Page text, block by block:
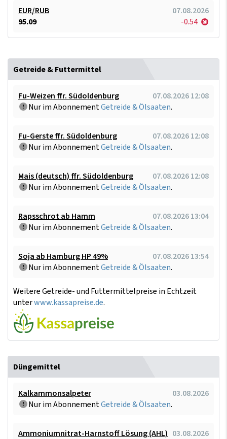
EUR/RUB
07.08.2026
95.09
-0.54
Getreide & Futtermittel
Fu-Weizen ffr. Südoldenburg
07.08.2026 12:08
Nur im AbonnementGetreide & Ölsaaten.
Fu-Gerste ffr. Südoldenburg
07.08.2026 12:08
Nur im AbonnementGetreide & Ölsaaten.
Mais (deutsch) ffr. Südoldenburg
07.08.2026 12:08
Nur im AbonnementGetreide & Ölsaaten.
Rapsschrot ab Hamm
07.08.2026 13:04
Nur im AbonnementGetreide & Ölsaaten.
Soja ab Hamburg HP 49%
07.08.2026 13:54
Nur im AbonnementGetreide & Ölsaaten.
Weitere Getreide- und Futtermittelpreise in Echtzeit
unterwww.kassapreise.de.
Düngemittel
Kalkammonsalpeter
03.08.2026
Nur im AbonnementGetreide & Ölsaaten.
Ammoniumnitrat-Harnstoff Lösung (AHL) 03.08.2026